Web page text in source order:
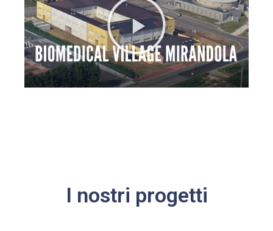
I nostri progetti